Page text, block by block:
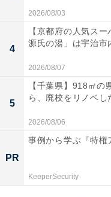
詳細情報
商品名
ノンタン めじるしアク
メーカー
バンダイ
2026/08/03
4
【京都府の人気ス
源氏の湯」は宇治市
2026/08/07
5
【千葉県】918㎡の
ら、廃校をリノベし
2026/08/06
PR
事例から学ぶ『特権
KeeperSecurity